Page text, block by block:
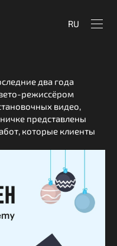
RU
два года
режиссёром
видео,
представлены
которые клиенты